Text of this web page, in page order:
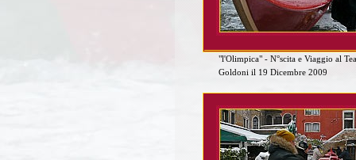
"l'Olimpica" - N°scita e Viaggio al
Goldoni il 19 Dicembre 2009